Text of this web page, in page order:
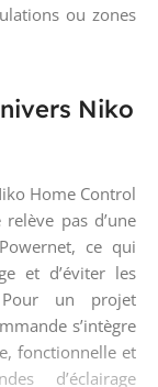
ou zones
Niko
Home Control
pas d’une
ce qui
et d’éviter les
un projet
s’intègre
fonctionnelle et
d’éclairage